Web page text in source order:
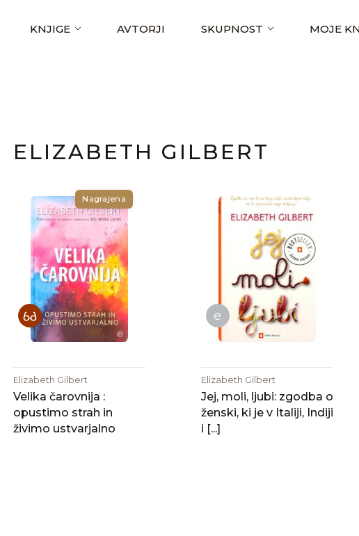
KNJIGE AVTORJI SKUPNOST MOJE
ELIZABETH GILBERT
Nagrajena
Elizabeth Gilbert
Velika čarovnija :
opustimo strah in
živimo ustvarjalno
e
Elizabeth Gilbert
Jej, moli, ljubi: zgodba o
ženski, ki je v Italiji, Indiji
i [...]